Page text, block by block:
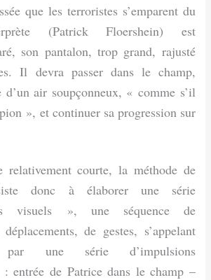
que les terroristes s’emparent du
(Patrick Floershein) est
son pantalon, trop grand, rajusté
Il devra passer dans le champ,
d’un air soupçonneux, « comme s’il
», et continuer sa progression sur
relativement courte, la méthode de
donc à élaborer une série
visuels », une séquence de
de gestes, s’appelant
une série d’impulsions
: entrée de Patrice dans le champ –